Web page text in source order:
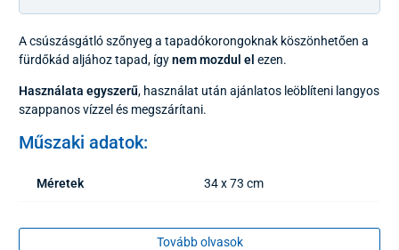
A csúszásgátló szőnyeg a tapadókorongoknak köszönhetően a
fürdőkád aljához tapad, ígynem mozdul el ezen.
Használata egyszerű, használat után ajánlatos leöblíteni langyos
szappanos vízzel és megszárítani.
Műszaki adatok:
Méretek 34 x 73 cm
Tovább olvasok